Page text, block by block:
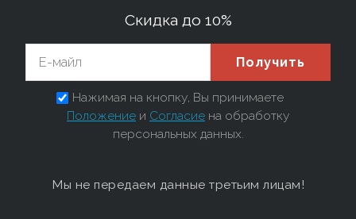
Скидка до 10%
Получить
Нажимая на кнопку, Вы принимаете
Положение и Согласие на обработку
персональных данных.
Мы не передаем данные третьим лицам!